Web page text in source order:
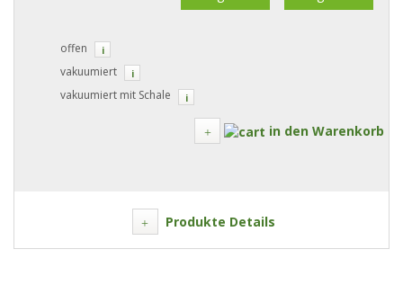
Produkte Details
offen i
vakuumiert i
vakuumiert mit Schale i
in den Warenkorb